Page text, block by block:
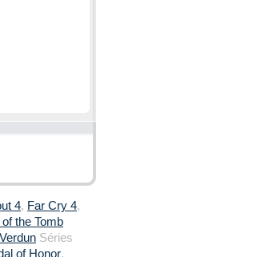
4, Far Cry 4,
of the Tomb
Verdun Séries
of Honor,